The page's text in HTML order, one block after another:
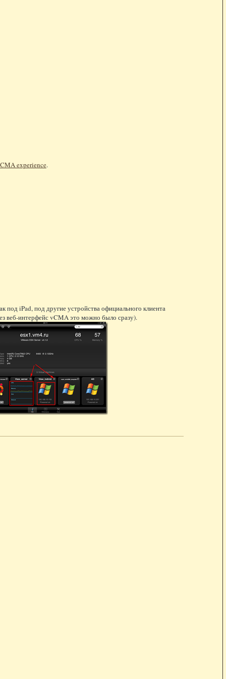
experience.
под iPad, под другие устройства официального клиента
веб-интерфейс vCMA это можно было сразу).